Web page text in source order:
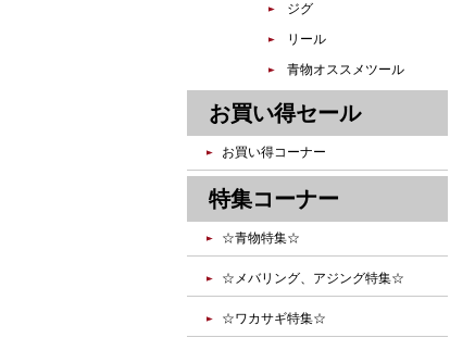
ジグ
リール
青物オススメツール
お買い得セール
お買い得コーナー
特集コーナー
☆青物特集☆
☆メバリング、アジング特集☆
☆ワカサギ特集☆